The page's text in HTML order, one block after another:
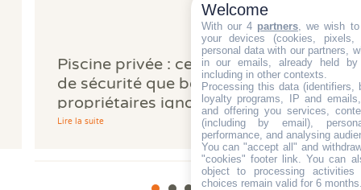
Piscine privée : cette obligation
de sécurité que beaucoup de
propriétaires ignorent
Lire la suite
Welcome
With our 4 partners, we wish to
your devices (cookies,
personal data with our partners,
in our emails, already held
including in other contexts.
Processing this data (identifiers,
loyalty programs, IP and
and offering you services,
(including by email),
performance, and analysing
You can "accept all" and
"cookies" footer link. You can
object to processing
choices remain valid for 6